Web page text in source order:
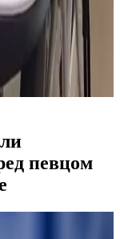
певцом